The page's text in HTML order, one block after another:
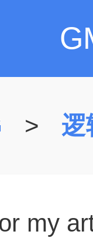
> 逻
my